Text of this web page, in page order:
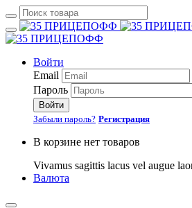
Войти
Email
Пароль
Войти
Забыли пароль? Регистрация
В корзине нет товаров
Vivamus sagittis lacus vel augue
Валюта